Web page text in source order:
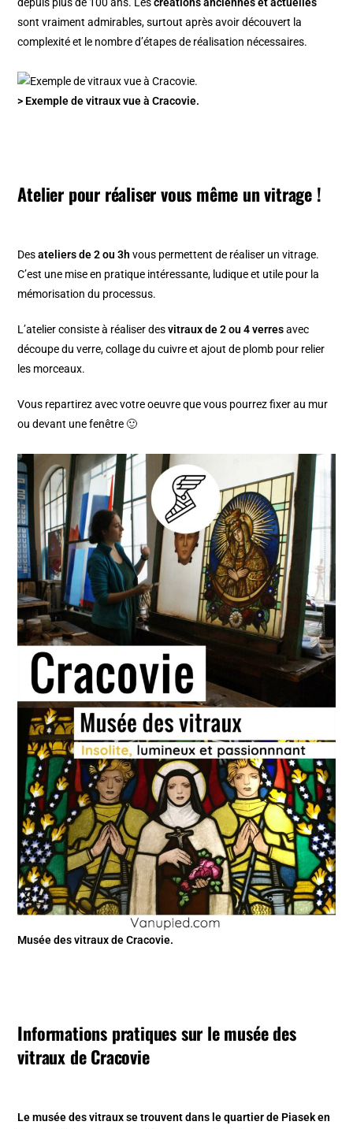
sont vraiment admirables, surtout après avoir découvert la
complexité et le nombre d’étapes de réalisation nécessaires.
> Exemple de vitraux vue à Cracovie.
Atelier pour réaliser vous même un vitrage !
Desateliers de 2 ou 3h vous permettent de réaliser un vitrage.
C’est une mise en pratique intéressante, ludique et utile pour la
mémorisation du processus.
L’atelier consiste à réaliser desvitraux de 2 ou 4 verresavec
découpe du verre, collage du cuivre et ajout de plomb pour relier
les morceaux.
Vous repartirez avec votre oeuvre que vous pourrez fixer au mur
ou devant une fenêtre 🙂
Musée des vitraux de Cracovie.
Informations pratiques sur le musée des
vitraux de Cracovie
Le musée des vitraux se trouvent dans le quartier de Piasek en